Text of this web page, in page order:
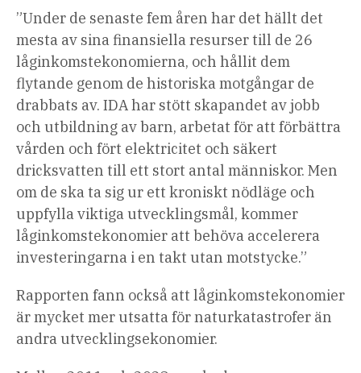
”Under de senaste fem åren har det hällt det
mesta av sina finansiella resurser till de 26
låginkomstekonomierna, och hållit dem
flytande genom de historiska motgångar de
drabbats av. IDA har stött skapandet av jobb
och utbildning av barn, arbetat för att förbättra
vården och fört elektricitet och säkert
dricksvatten till ett stort antal människor. Men
om de ska ta sig ur ett kroniskt nödläge och
uppfylla viktiga utvecklingsmål, kommer
låginkomstekonomier att behöva accelerera
investeringarna i en takt utan motstycke.”
Rapporten fann också att låginkomstekonomier
är mycket mer utsatta för naturkatastrofer än
andra utvecklingsekonomier.